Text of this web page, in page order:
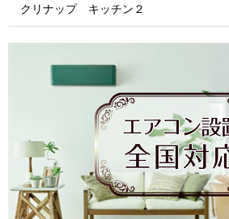
クリナップ キッチン２